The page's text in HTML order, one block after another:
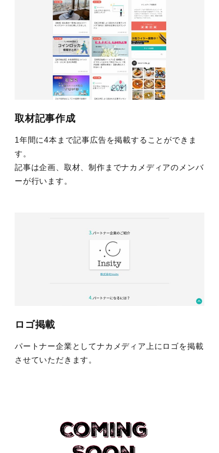
取材記事作成
1年間に4本まで記事広告を掲載することができま
す。
記事は企画、取材、制作までナカメディアのメンバ
ーが行います。
ロゴ掲載
パートナー企業としてナカメディア上にロゴを掲載
させていただきます。